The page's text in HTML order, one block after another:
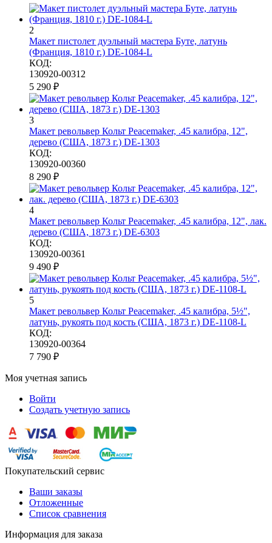
2
Макет пистолет дуэльный мастера Буте, латунь
(Франция, 1810 г.) DE-1084-L
КОД:
130920-00312
5 290 ₽
3
Макет револьвер Кольт Peacemaker, .45 калибра, 12",
дерево (США, 1873 г.) DE-1303
КОД:
130920-00360
8 290 ₽
4
Макет револьвер Кольт Peacemaker, .45 калибра, 12", лак.
дерево (США, 1873 г.) DE-6303
КОД:
130920-00361
9 490 ₽
5
Макет револьвер Кольт Peacemaker, .45 калибра, 5½",
латунь, рукоять под кость (США, 1873 г.) DE-1108-L
КОД:
130920-00364
7 790 ₽
Моя учетная запись
Войти
Создать учетную запись
Покупательский сервис
Ваши заказы
Отложенные
Список сравнения
Информация для заказа